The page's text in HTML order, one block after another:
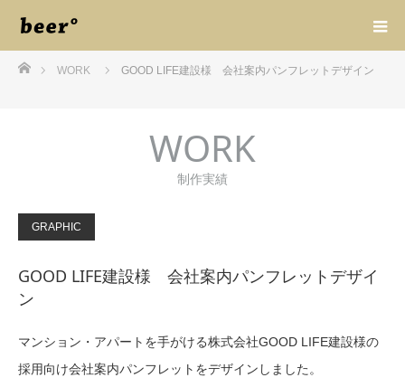
ホームWORK GOOD LIFE建設様 会社案内パンフレットデザイン
WORK
制作実績
GRAPHIC
GOOD LIFE建設様 会社案内パンフレットデザイ
ン
マンション・アパートを手がける株式会社GOOD LIFE建設様の
採用向け会社案内パンフレットをデザインしました。